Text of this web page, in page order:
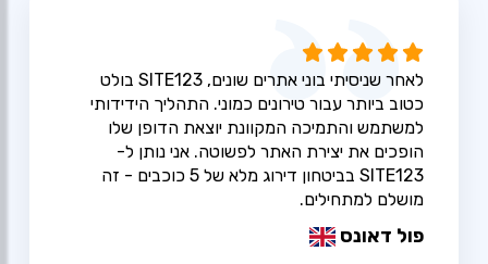
לאחר שניסיתי בוני אתרים שונים, SITE123 בולט
כטוב ביותר עבור טירונים כמוני. התהליך הידידותי
למשתמש והתמיכה המקוונת יוצאת הדופן שלו
הופכים את יצירת האתר לפשוטה. אני נותן ל-
SITE123 בביטחון דירוג מלא של 5 כוכבים - זה
מושלם למתחילים.
פול דאונס